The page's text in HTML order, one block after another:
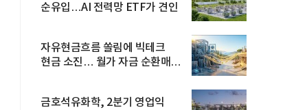
순유입…AI 전력망 ETF가 견인
자유현금흐름 쏠림에 빅테크
현금 소진… 월가 자금 순환매
금호석유화학, 2분기 영업익